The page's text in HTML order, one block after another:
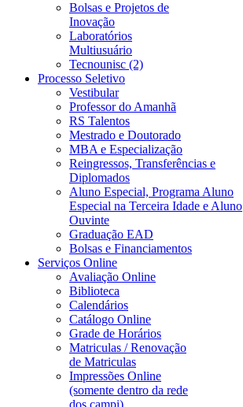
Bolsas e Projetos de
Inovação
Laboratórios
Multiusuário
Tecnounisc (2)
Processo Seletivo
Vestibular
Professor do Amanhã
RS Talentos
Mestrado e Doutorado
MBA e Especialização
Reingressos, Transferências e
Diplomados
Aluno Especial, Programa Aluno
Especial na Terceira Idade e Aluno
Ouvinte
Graduação EAD
Bolsas e Financiamentos
Serviços Online
Avaliação Online
Biblioteca
Calendários
Catálogo Online
Grade de Horários
Matriculas / Renovação
de Matriculas
Impressões Online
(somente dentro da rede
dos campi)